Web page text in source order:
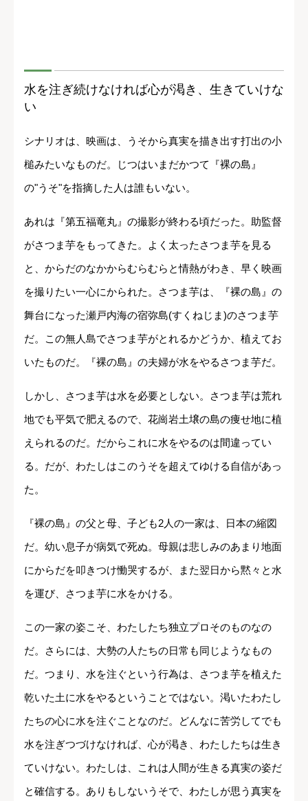
水を注ぎ続けなければ心が渇き、生きていけな
い
シナリオは、映画は、うそから真実を描き出す打出の小
槌みたいなものだ。じつはいまだかつて『裸の島』
の"うそ"を指摘した人は誰もいない。
あれは『第五福竜丸』の撮影が終わる頃だった。助監督
がさつま芋をもってきた。よく太ったさつま芋を見る
と、からだのなかからむらむらと情熱がわき、早く映画
を撮りたい一心にかられた。さつま芋は、『裸の島』の
舞台になった瀬戸内海の宿弥島(すくねじま)のさつま芋
だ。この無人島でさつま芋がとれるかどうか、植えてお
いたものだ。『裸の島』の夫婦が水をやるさつま芋だ。
しかし、さつま芋は水を必要としない。さつま芋は荒れ
地でも平気で肥えるので、花崗岩土壌の島の痩せ地に植
えられるのだ。だからこれに水をやるのは間違ってい
る。だが、わたしはこのうそを超えてゆける自信があっ
た。
『裸の島』の父と母、子ども2人の一家は、日本の縮図
だ。幼い息子が病気で死ぬ。母親は悲しみのあまり地面
にからだを叩きつけ慟哭するが、また翌日から黙々と水
を運び、さつま芋に水をかける。
この一家の姿こそ、わたしたち独立プロそのものなの
だ。さらには、大勢の人たちの日常も同じようなもの
だ。つまり、水を注ぐという行為は、さつま芋を植えた
乾いた土に水をやるということではない。渇いたわたし
たちの心に水を注ぐことなのだ。どんなに苦労してでも
水を注ぎつづけなければ、心が渇き、わたしたちは生き
ていけない。わたしは、これは人間が生きる真実の姿だ
と確信する。ありもしないうそで、わたしが思う真実を